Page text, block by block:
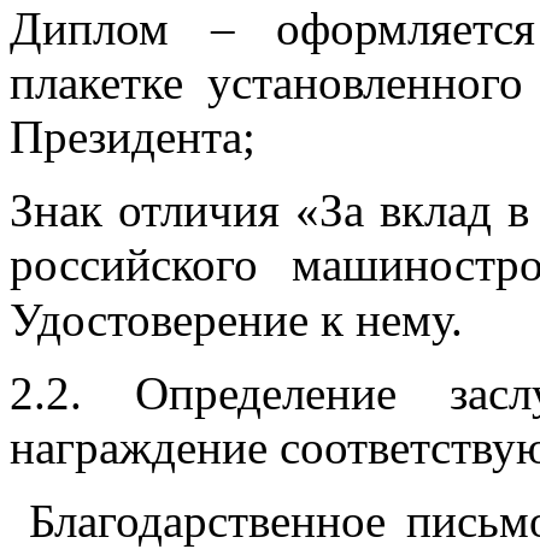
Диплом –
плакетке
Президента;
Знак отличия «За вклад
российского
Удостоверение к нему.
2.2. Определение
награждение
Благодарственное